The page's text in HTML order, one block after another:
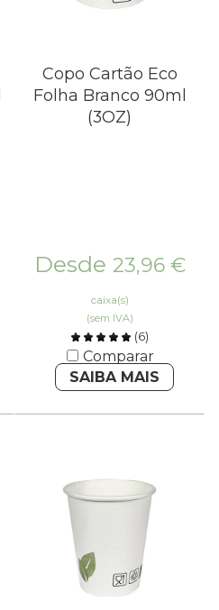
Copo Cartão Eco
Folha Branco 90ml
(3OZ)
Desde 23,96 €
caixa(s)
(sem IVA)
(6)
Comparar
SAIBA MAIS